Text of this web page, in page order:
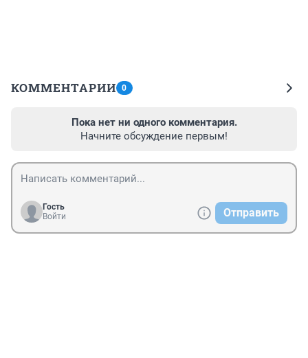
КОММЕНТАРИИ 0
Пока нет ни одного комментария.
Начните обсуждение первым!
Гость
Войти
Отправить